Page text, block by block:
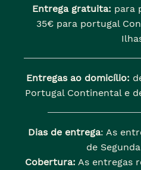
Entrega gratuita: para
35€ para portugal
Entregas ao domicílio:
Portugal Continental e
Dias de entrega: As
de
Cobertura: As entregas